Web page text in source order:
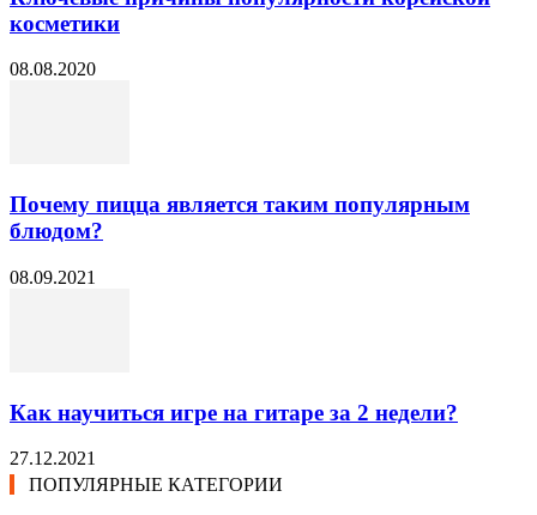
косметики
08.08.2020
Почему пицца является таким популярным
блюдом?
08.09.2021
Как научиться игре на гитаре за 2 недели?
27.12.2021
ПОПУЛЯРНЫЕ КАТЕГОРИИ